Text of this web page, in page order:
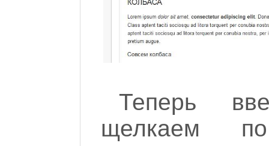
Теперь
щелкаем